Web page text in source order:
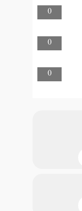
0
0
0